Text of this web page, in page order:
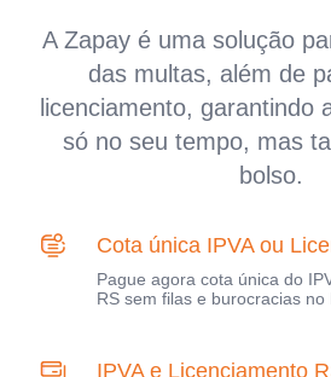
A Zapay é uma solução
das multas, além de
licenciamento, garantindo
só no seu tempo, mas
bolso.
Cota única IPVA ou
Pague agora cota única do
RS sem filas e burocracias no
IPVA e Licenciamento